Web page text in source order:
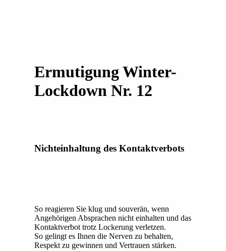
Ermutigung Winter-
Lockdown Nr. 12
Nichteinhaltung des Kontaktverbots
So reagieren Sie klug und souverän, wenn
Angehörigen Absprachen nicht einhalten und das
Kontaktverbot trotz Lockerung verletzen.
So gelingt es Ihnen die Nerven zu behalten,
Respekt zu gewinnen und Vertrauen stärken.